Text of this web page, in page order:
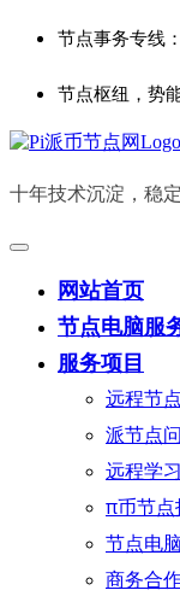
节点事务专线
节点枢纽，势
十年技术沉淀，稳
网站首页
节点电脑服
服务项目
远程节
派节点
远程学
π币节点
节点电
商务合